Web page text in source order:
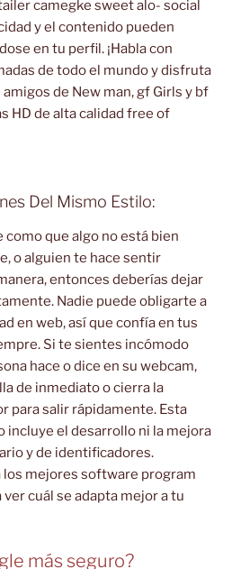
camegke sweet alo- social
y el contenido pueden
en tu perfil. ¡Habla con
de todo el mundo y disfruta
de New man, gf Girls y bf
HD de alta calidad free of
Del Mismo Estilo:
como que algo no está bien
o alguien te hace sentir
entonces deberías dejar
Nadie puede obligarte a
en web, así que confía en tus
Si te sientes incómodo
hace o dice en su webcam,
de inmediato o cierra la
para salir rápidamente. Esta
incluye el desarrollo ni la mejora
y de identificadores.
los mejores software program
ver cuál se adapta mejor a tu
más seguro?